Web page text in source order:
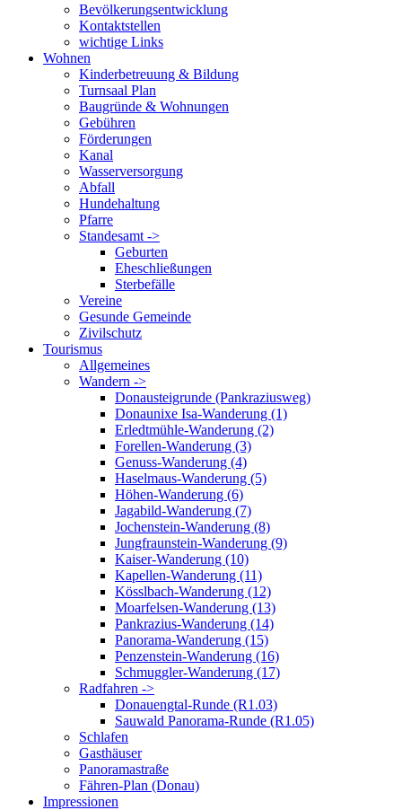
Bevölkerungsentwicklung
Kontaktstellen
wichtige Links
Wohnen
Kinderbetreuung & Bildung
Turnsaal Plan
Baugründe & Wohnungen
Gebühren
Förderungen
Kanal
Wasserversorgung
Abfall
Hundehaltung
Pfarre
Standesamt ->
Geburten
Eheschließungen
Sterbefälle
Vereine
Gesunde Gemeinde
Zivilschutz
Tourismus
Allgemeines
Wandern ->
Donausteigrunde (Pankraziusweg)
Donaunixe Isa-Wanderung (1)
Erledtmühle-Wanderung (2)
Forellen-Wanderung (3)
Genuss-Wanderung (4)
Haselmaus-Wanderung (5)
Höhen-Wanderung (6)
Jagabild-Wanderung (7)
Jochenstein-Wanderung (8)
Jungfraunstein-Wanderung (9)
Kaiser-Wanderung (10)
Kapellen-Wanderung (11)
Kösslbach-Wanderung (12)
Moarfelsen-Wanderung (13)
Pankrazius-Wanderung (14)
Panorama-Wanderung (15)
Penzenstein-Wanderung (16)
Schmuggler-Wanderung (17)
Radfahren ->
Donauengtal-Runde (R1.03)
Sauwald Panorama-Runde (R1.05)
Schlafen
Gasthäuser
Panoramastraße
Fähren-Plan (Donau)
Impressionen